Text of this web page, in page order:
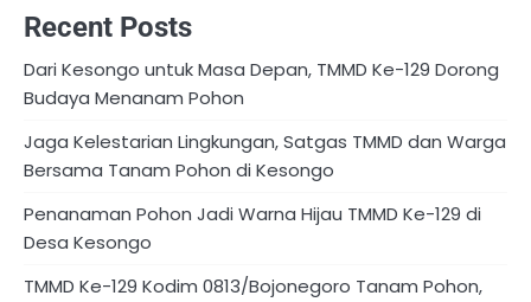
Recent Posts
Dari Kesongo untuk Masa Depan, TMMD Ke-129 Dorong
Budaya Menanam Pohon
Jaga Kelestarian Lingkungan, Satgas TMMD dan Warga
Bersama Tanam Pohon di Kesongo
Penanaman Pohon Jadi Warna Hijau TMMD Ke-129 di
Desa Kesongo
TMMD Ke-129 Kodim 0813/Bojonegoro Tanam Pohon,